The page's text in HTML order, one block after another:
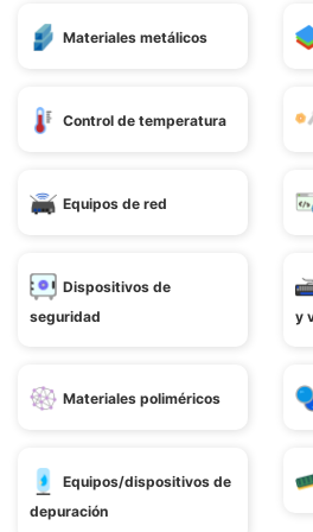
Materiales metálicos
Control de temperatura
Equipos de red
Dispositivos de
seguridad
y
Materiales poliméricos
Equipos/dispositivos de
depuración